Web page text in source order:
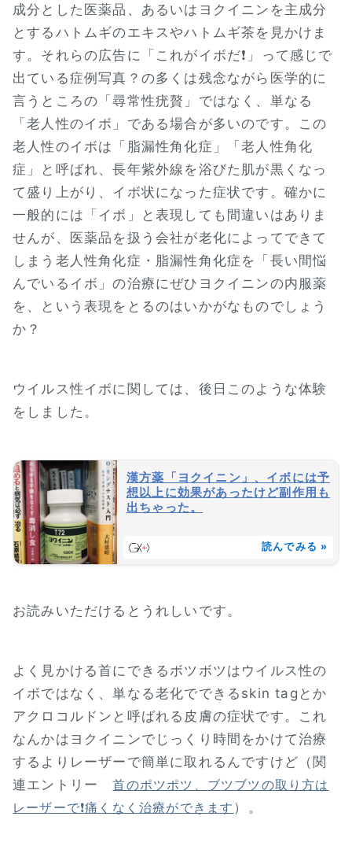
成分とした医薬品、あるいはヨクイニンを主成分
とするハトムギのエキスやハトムギ茶を見かけま
す。それらの広告に「これがイボだ❗」って感じで
出ている症例写真？の多くは残念ながら医学的に
言うところの「尋常性疣贅」ではなく、単なる
「老人性のイボ」である場合が多いのです。この
老人性のイボは「脂漏性角化症」「老人性角化
症」と呼ばれ、長年紫外線を浴びた肌が黒くなっ
て盛り上がり、イボ状になった症状です。確かに
一般的には「イボ」と表現しても間違いはありま
せんが、医薬品を扱う会社が老化によってできて
しまう老人性角化症・脂漏性角化症を「長い間悩
んでいるイボ」の治療にぜひヨクイニンの内服薬
を、という表現をとるのはいかがなものでしょう
か？
ウイルス性イボに関しては、後日このような体験
をしました。
漢方薬「ヨクイニン」、イボには予
想以上に効果があったけど副作用も
出ちゃった。
読んでみる »
お読みいただけるとうれしいです。
よく見かける首にできるボツボツはウイルス性の
イボではなく、単なる老化でできるskin tagとか
アクロコルドンと呼ばれる皮膚の症状です。これ
なんかはヨクイニンでじっくり時間をかけて治療
するよりレーザーで簡単に取れるんですけど（関
連エントリー首のポツポツ、ブツブツの取り方は
レーザーで❗痛くなく治療ができます ）。